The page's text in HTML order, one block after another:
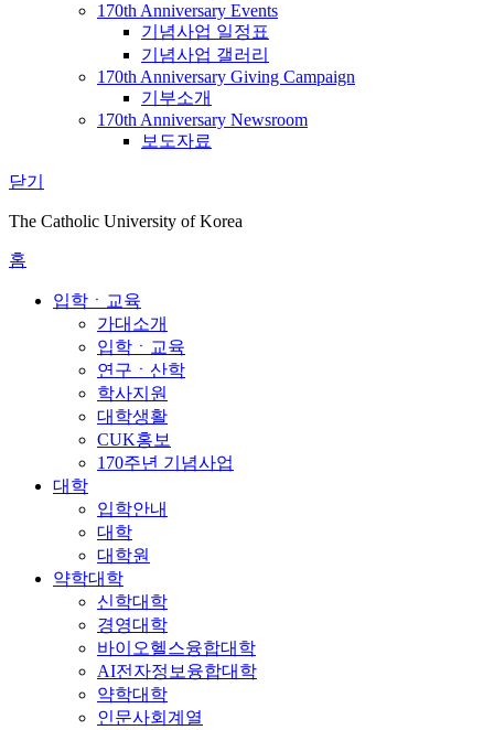
170th Anniversary Events
기념사업 일정표
기념사업 갤러리
170th Anniversary Giving Campaign
기부소개
170th Anniversary Newsroom
보도자료
닫기
The Catholic University of Korea
홈
입학ㆍ교육
가대소개
입학ㆍ교육
연구ㆍ산학
학사지원
대학생활
CUK홍보
170주년 기념사업
대학
입학안내
대학
대학원
약학대학
신학대학
경영대학
바이오헬스융합대학
AI전자정보융합대학
약학대학
인문사회계열